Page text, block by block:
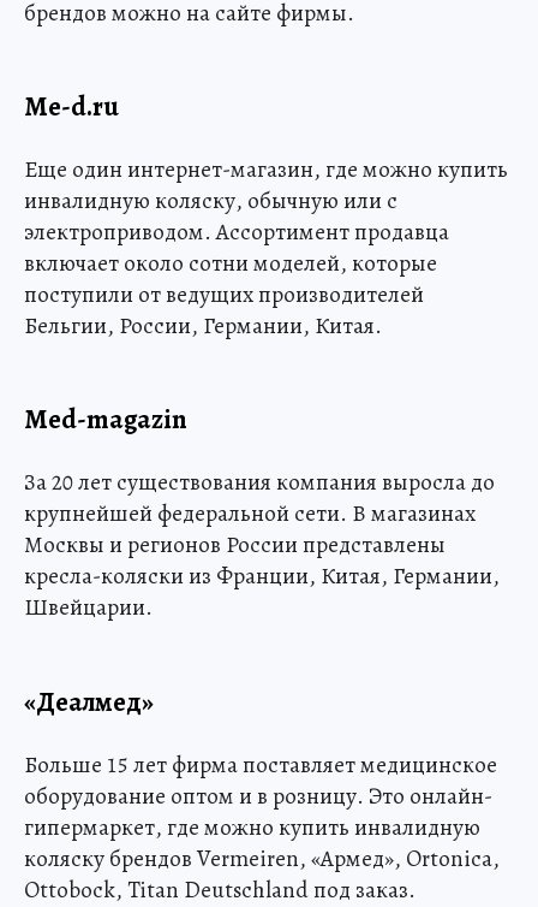
брендов можно на сайте фирмы.
Me-d.ru
Еще один интернет-магазин, где можно купить
инвалидную коляску, обычную или с
электроприводом. Ассортимент продавца
включает около сотни моделей, которые
поступили от ведущих производителей
Бельгии, России, Германии, Китая.
Med-magazin
За 20 лет существования компания выросла до
крупнейшей федеральной сети. В магазинах
Москвы и регионов России представлены
кресла-коляски из Франции, Китая, Германии,
Швейцарии.
«Деалмед»
Больше 15 лет фирма поставляет медицинское
оборудование оптом и в розницу. Это онлайн-
гипермаркет, где можно купить инвалидную
коляску брендов Vermeiren, «Армед», Ortonica,
Ottobock, Titan Deutschland под заказ.